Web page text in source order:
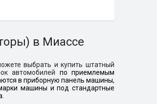
в Миассе
выбрать и купить штатный
автомобилей по приемлемым
в приборную панель машины,
машины и под стандартные